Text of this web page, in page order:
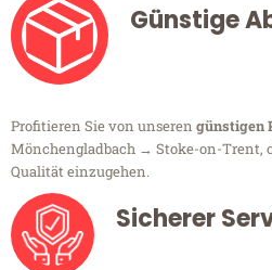
Günstige
Profitieren Sie von unseren günstigen
Mönchengladbach → Stoke-on-Trent,
Qualität einzugehen.
Sicherer